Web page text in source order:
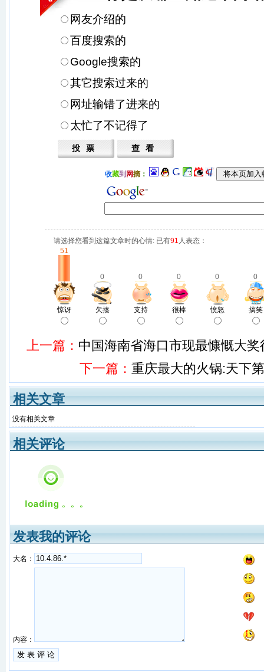
网友介绍的
百度搜索的
Google搜索的
其它搜索过来的
网址输错了进来的
太忙了不记得了
收藏到 网摘：
请选择您看到这篇文章时的心情: 已有91 人表态：
51
0 0 0 0 0
惊讶 欠揍 支持 很棒 愤怒 搞笑
上一篇： 中国海南省海口市现最慷慨大
下一篇： 重庆最大的火锅:天下
相关文章
没有相关文章
相关评论
发表我的评论
大名：
内容：